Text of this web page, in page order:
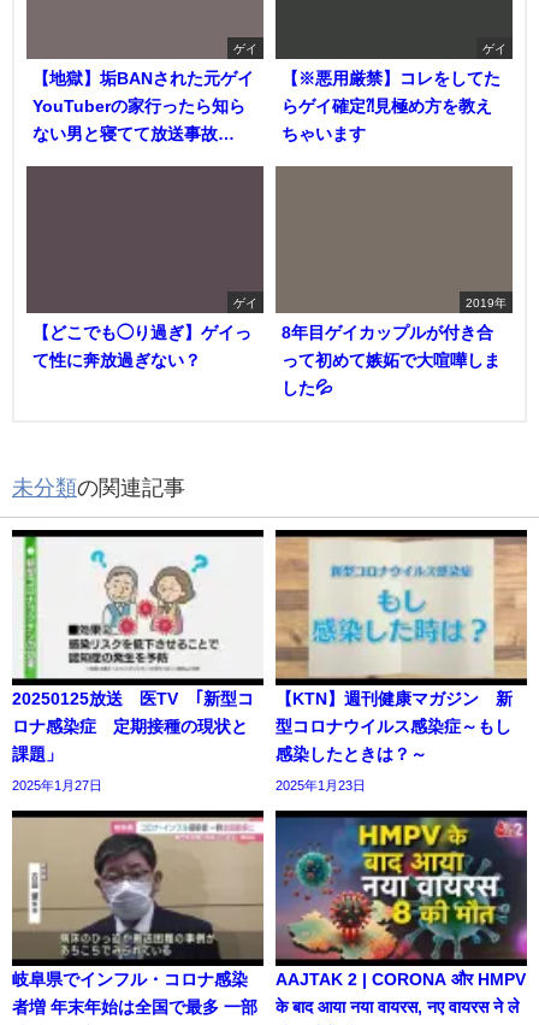
ゲイ
【地獄】垢BANされた元ゲイ
YouTuberの家行ったら知ら
ない男と寝てて放送事故…
ゲイ
【※悪用厳禁】コレをしてた
らゲイ確定⁈見極め方を教え
ちゃいます
ゲイ
【どこでも◯り過ぎ】ゲイっ
て性に奔放過ぎない？
2019年
8年目ゲイカップルが付き合
って初めて嫉妬で大喧嘩しま
した💦
未分類の関連記事
20250125放送 医TV ｢新型コ
ロナ感染症 定期接種の現状と
課題」
2025年1月27日
【KTN】週刊健康マガジン 新
型コロナウイルス感染症～もし
感染したときは？～
2025年1月23日
岐阜県でインフル・コロナ感染
者増 年末年始は全国で最多 一部
AAJTAK 2 | CORONA और HMPV
के बाद आया नया वायरस, नए वायरस ने ले